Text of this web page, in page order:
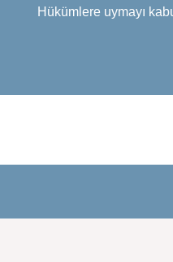
Hükümlere uymayı